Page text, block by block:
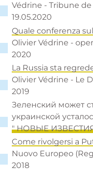
Védrine - Tribune de
19.05.2020
Quale conferenza
Olivier Védrine -
2020
La Russia sta
Olivier Védrine - Le
2019
Зеленский может
украинской
" НОВЫЕ
Come rivolgersi a
Nuovo Europeo
2018